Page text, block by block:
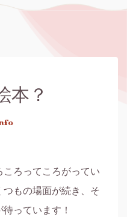
本？
ろってころがってい
もの場面が続き、そ
っています！